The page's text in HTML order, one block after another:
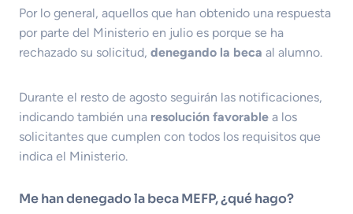
Por lo general, aquellos que han obtenido una respuesta
por parte del Ministerio en julio es porque se ha
rechazado su solicitud, denegando la beca al alumno.
Durante el resto de agosto seguirán las notificaciones,
indicando también una resolución favorable a los
solicitantes que cumplen con todos los requisitos que
indica el Ministerio.
Me han denegado la beca MEFP, ¿qué hago?